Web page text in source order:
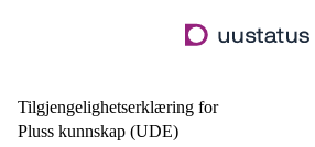
til
Tilgjengelighetserklæring for
Pluss kunnskap (UDE)